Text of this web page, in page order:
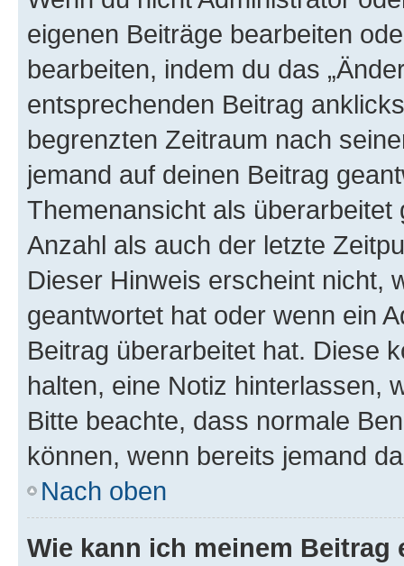
eigenen Beiträge bearbeiten
bearbeiten, indem du das
entsprechenden Beitrag
begrenzten Zeitraum nach
jemand auf deinen Beitrag
Themenansicht als
Anzahl als auch der letzte
Dieser Hinweis erscheint nicht,
geantwortet hat oder wenn ein
Beitrag überarbeitet hat. Diese
halten, eine Notiz hinterlassen,
Bitte beachte, dass normale
können, wenn bereits jemand
Nach oben
Wie kann ich meinem